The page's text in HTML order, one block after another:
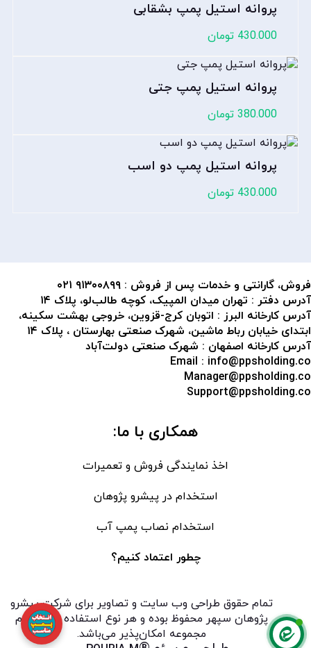
پروانه استیل پمپ بشقابی
430.000 تومان
پروانه استیل پمپ جتی
380.000 تومان
پروانه استیل پمپ دو اسب
430.000 تومان
فروش، گارانتی و خدمات پس از فروش : ۹۱۳۰۰۸۹۹ ۰۲۱
آدرس دفتر : تهران میدان المپیک، کوچه طالب‌لو، پلاک ۱۴
آدرس کارخانه البرز : اتوبان کرج-قزوین، خروجی بهشت سکینه،
ابتدای خیابان رباط ماشین، شهرک صنعتی بهارستان ، پلاک ۱۴
آدرس کارخانه اصفهان : شهرک صنعتی دولت‌آباد
Email : info@ppsholding.co
Manager@ppsholding.co
Support@ppsholding.co
همکاری با ما:
اخذ نمایندگی فروش و تعمیرات
استخدام در پیشرو پژوهان
استخدام نصاب پمپ آب
چطور اعتماد کنیم؟
تمام حقوق طراحی وب سایت و تصاویر برای شرکت پیشرو
پژوهان سپهر محفوظ بوده و هر نوع استفاده تنها با نام
مجموعه امکان‌پذیر می‌باشد.